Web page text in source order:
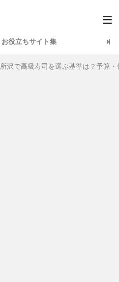
お役立ちサイト集
所沢で高級寿司を選ぶ基準は？予算